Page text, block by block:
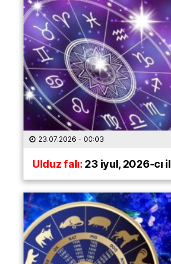
23.07.2026 - 00:03
Ulduz falı:23 iyul, 2026-cı il